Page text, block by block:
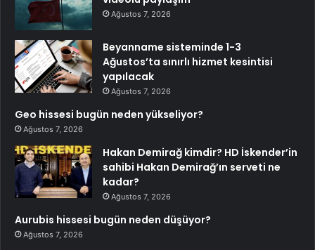
Ağustos 7, 2026
Beyanname sisteminde 1-3
Ağustos’ta sınırlı hizmet kesintisi
yapılacak
Ağustos 7, 2026
Geo hissesi bugün neden yükseliyor?
Ağustos 7, 2026
Hakan Demirağ kimdir? HD İskender’in
sahibi Hakan Demirağ’ın serveti ne
kadar?
Ağustos 7, 2026
Aurubis hissesi bugün neden düşüyor?
Ağustos 7, 2026